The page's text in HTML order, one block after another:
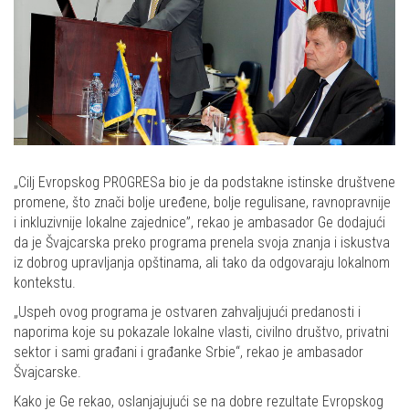
„Cilj Evropskog PROGRESa bio je da podstakne istinske društvene
promene, što znači bolje uređene, bolje regulisane, ravnopravnije
i inkluzivnije lokalne zajednice”, rekao je ambasador Ge dodajući
da je Švajcarska preko programa prenela svoja znanja i iskustva
iz dobrog upravljanja opštinama, ali tako da odgovaraju lokalnom
kontekstu.
„Uspeh ovog programa je ostvaren zahvaljujući predanosti i
naporima koje su pokazale lokalne vlasti, civilno društvo, privatni
sektor i sami građani i građanke Srbie“, rekao je ambasador
Švajcarske.
Kako je Ge rekao, oslanjajujući se na dobre rezultate Evropskog